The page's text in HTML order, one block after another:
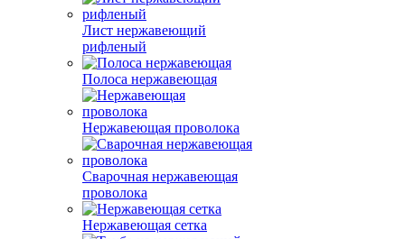
Лист нержавеющий
рифленый
Полоса нержавеющая
Нержавеющая проволока
Сварочная нержавеющая
проволока
Нержавеющая сетка